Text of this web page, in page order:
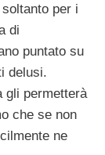
per i
di
puntato su
delusi.
gli permetterà
che se non
ne